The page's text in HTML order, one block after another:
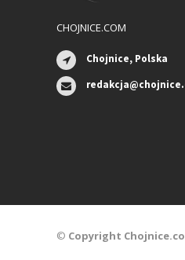
CHOJNICE.COM
Chojnice, Polska
© Copyright